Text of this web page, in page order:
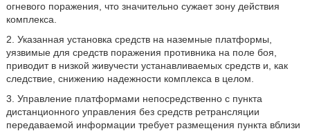
огневого поражения, что значительно сужает зону действия
комплекса.
2. Указанная установка средств на наземные платформы,
уязвимые для средств поражения противника на поле боя,
приводит в низкой живучести устанавливаемых средств и, как
следствие, снижению надежности комплекса в целом.
3. Управление платформами непосредственно с пункта
дистанционного управления без средств ретрансляции
передаваемой информации требует размещения пункта вблизи